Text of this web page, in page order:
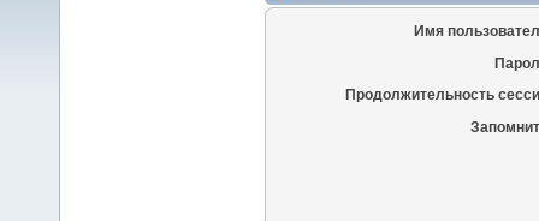
Имя
Продолжительность